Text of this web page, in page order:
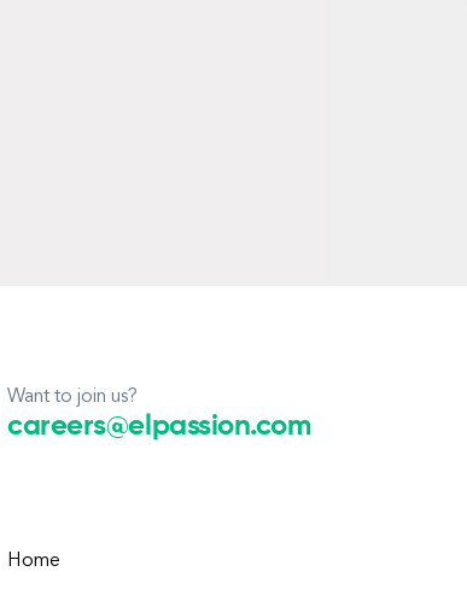
Want to join us?
careers@elpassion.com
Home